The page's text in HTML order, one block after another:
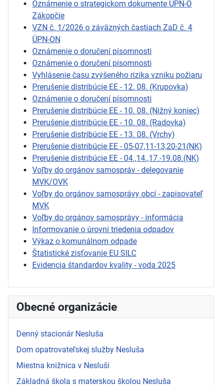
Oznámenie o strategickom dokumente ÚPN-O
Zákopčie
VZN č. 1/2026 o záväzných častiach ZaD č. 4
ÚPN-ON
Oznámenie o doručení písomnosti
Oznámenie o doručení písomnosti
Vyhlásenie času zvýšeného rizika vzniku požiaru
Prerušenie distribúcie EE - 12. 08. (Krupovka)
Oznámenie o doručení písomnosti
Prerušenie distribúcie EE - 10. 08. (Nižný koniec)
Prerušenie distribúcie EE - 10. 08. (Radovka)
Prerušenie distribúcie EE - 13. 08. (Vrchy)
Prerušenie distribúcie EE - 05-07,11-13,20-21(NK)
Prerušenie distribúcie EE - 04.,14.,17.-19.08.(NK)
Voľby do orgánov samospráv - delegovanie
MVK/OVK
Voľby do orgánov samosprávy obcí - zapisovateľ
MVK
Voľby do orgánov samosprávy - informácia
Informovanie o úrovni triedenia odpadov
Výkaz o komunálnom odpade
Štatistické zisťovanie EU SILC
Evidencia štandardov kvality - voda 2025
Obecné organizácie
Denný stacionár Nesluša
Dom opatrovateľskej služby Nesluša
Miestna knižnica v Nesluši
Základná škola s materskou školou Nesluša